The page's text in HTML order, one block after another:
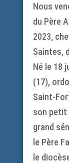
Nous
du Père
2023,
Saintes,
Né le 18
(17),
Saint-
son petit
grand
le Père
le